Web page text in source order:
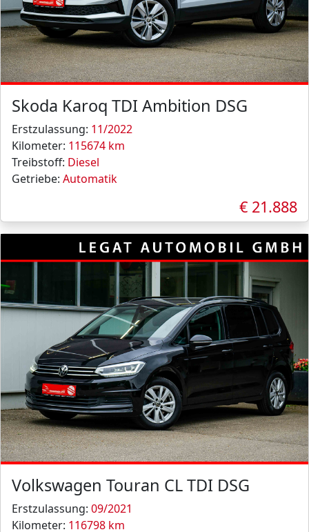
Skoda Karoq TDI Ambition DSG
Erstzulassung: 11/2022
Kilometer: 115674 km
Treibstoff: Diesel
Getriebe: Automatik
€ 21.888
Volkswagen Touran CL TDI DSG
Erstzulassung: 09/2021
Kilometer: 116798 km